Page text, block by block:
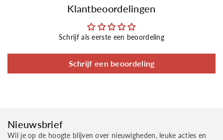
Klantbeoordelingen
Schrijf als eerste een beoordeling
Schrijf een beoordeling
Nieuwsbrief
Wil je op de hoogte blijven over nieuwigheden, leuke acties en